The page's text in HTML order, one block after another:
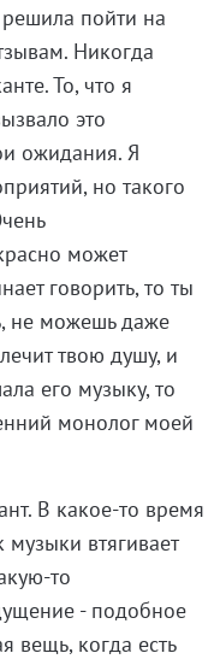
пойти на
Никогда
То, что я
это
ожидания. Я
но такого
может
говорить, то ты
не можешь даже
твою душу, и
его музыку, то
монолог моей
В какое-то время
втягивает
то
- подобное
вещь, когда есть